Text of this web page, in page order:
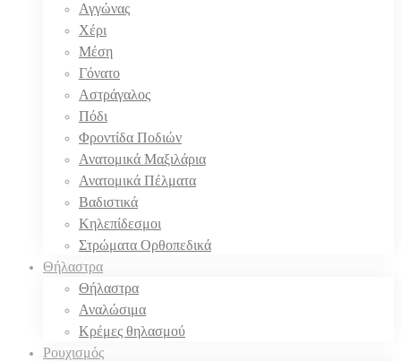
Αγγώνας
Χέρι
Μέση
Γόνατο
Αστράγαλος
Πόδι
Φροντίδα Ποδιών
Ανατομικά Μαξιλάρια
Ανατομικά Πέλματα
Βαδιστικά
Κηλεπίδεσμοι
Στρώματα Ορθοπεδικά
Θήλαστρα
Θήλαστρα
Αναλώσιμα
Κρέμες θηλασμού
Ρουχισμός